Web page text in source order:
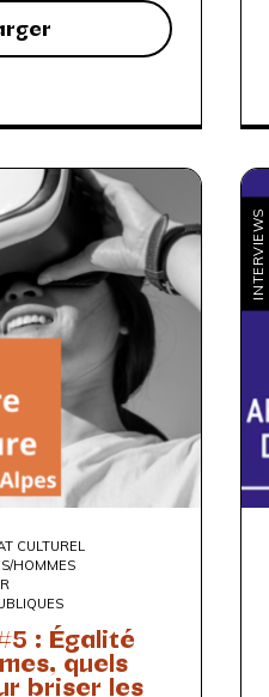
CULTUREL
HOMMES
: Égalité
quels
briser les
INTERVIEWS